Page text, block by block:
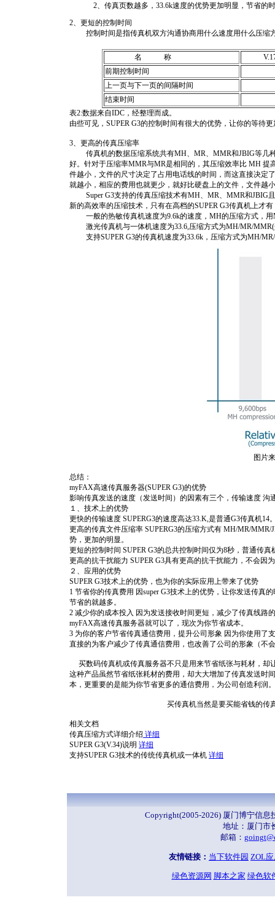
2、传真页数越多，33.6k速度的优势更加明显，节省的时
2、更短的控制时间
控制时间是指传真机双方沟通协商用什么速度用什么压缩
名 称
前期控制时间
上一页与下一页的间隔时间
结束时间
表2:数据来自IDC，经整理而成。
由些可见，SUPER G3的控制时间有很大的优势，让你的等待
3、更高的传真压缩率
传真机的数据压缩系统共有MH、MR、MMR和JBIG等几
好。针对于压缩率MMR与MR是相同的，其压缩效率比 MH 提
件越小，文件的尺寸决定了占用电话线的时间，而这直接决定
就越小，相应的费用也就更少，就好比硬盘上的文件，文件越
Super G3支持的传真压缩技术有MH、MR、MMR和JBIG
新的高效率的压缩技术，只有在高档的SUPER G3传真机上才有
一般的热敏传真机速度为9.6k的速度，MH的压缩方式，用
激光传真机与一体机速度为33.6,压缩方式为MH/MR/MMR(
支持SUPER G3的传真机速度为33.6k，压缩方式为MH/
图片
总结：
myFAX高速传真服务器(SUPER G3)的优势
影响传真发送的速度（发送时间）的因素有三个，传输速度 沟
１、技术上的优势
更快的传输速度 SUPERG3的速度高达33.K,是普通G3传真机14
更高的传真文件压缩率 SUPERG3的压缩方式有 MH/MR/
势，更加的明显。
更短的控制时间 SUPER G3的总共控制时间仅为8秒，普通传真
更高的抗干扰能力 SUPER G3具有更高的抗干扰能力，不会因
２、应用的优势
SUPER G3技术上的优势，也为你的实际应用上带来了优势
1 节省你的传真费用 因super G3技术上的优势，让你发送传真
节省的就越多。
2 减少你的成本投入 因为发送接收时间更短，减少了传真线路
myFAX高速传真服务器就可以了，现次为你节省成本。
3 为你的客户节省传真通信费用，提升公司形象 因为你使用了
直接的为客户减少了传真通信费用，也改善了公司的形象（不
买数码传真机或传真服务器不只是用来节省纸张与耗材，却
这种产品虽然节省纸张耗材的费用，却大大增加了传真发送时
本，更重要的是能为你节省更多的通信费用，为公司创造利润。
买传真机当然是要买能省钱的传真
相关文档
传真压缩方式详细介绍 详细
SUPER G3(V.34)说明 详细
支持SUPER G3技术的传统传真机或一体机 详细
Copyright(2005-2026) 厦门博宁信
地址：厦门
邮箱：
友情链接： 当下软件园 ZOL
绿色资源网 脚本之家 绿色软